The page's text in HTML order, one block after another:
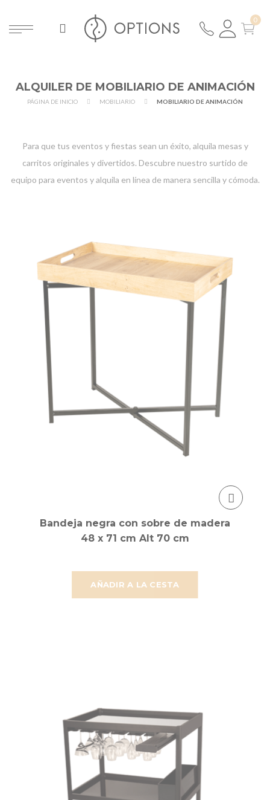
ALQUILER DE MOBILIARIO DE ANIMACIÓN
PÁGINA DE INICIO MOBILIARIO MOBILIARIO DE ANIMACIÓN
Para que tus eventos y fiestas sean un éxito, alquila mesas y
carritos originales y divertidos. Descubre nuestro surtido de
equipo para eventos y alquila en línea de manera sencilla y cómoda.
AÑADIR A LA CESTA
Bandeja negra con sobre de madera
48 x 71 cm Alt 70 cm